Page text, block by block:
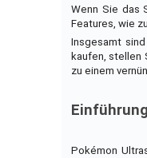
Wenn Sie das
Features, wie
Insgesamt
kaufen, stellen
zu einem
Pokémon